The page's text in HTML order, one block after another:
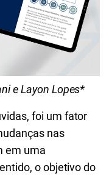
e Layon Lopes*
foi um fator
nas
em uma
o objetivo do